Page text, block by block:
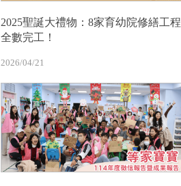
2025聖誕大禮物：8家育幼院修繕工程
全數完工！
2026/04/21